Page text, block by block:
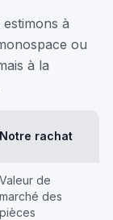
à
ou
à la
Notre rachat
Valeur de
marché des
pièces